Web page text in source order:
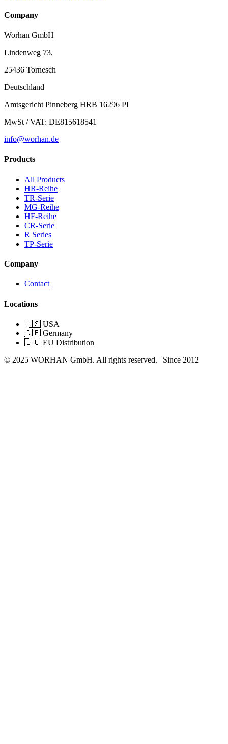
Company
Worhan GmbH
Lindenweg 73,
25436 Tornesch
Deutschland
Amtsgericht Pinneberg HRB 16296 PI
MwSt / VAT: DE815618541
info@worhan.de
Products
All Products
HR-Reihe
TR-Serie
MG-Reihe
HF-Reihe
CR-Serie
R Series
TP-Serie
Company
Contact
Locations
🇺🇸 USA
🇩🇪 Germany
🇪🇺 EU Distribution
© 2025 WORHAN GmbH. All rights reserved. | Since 2012